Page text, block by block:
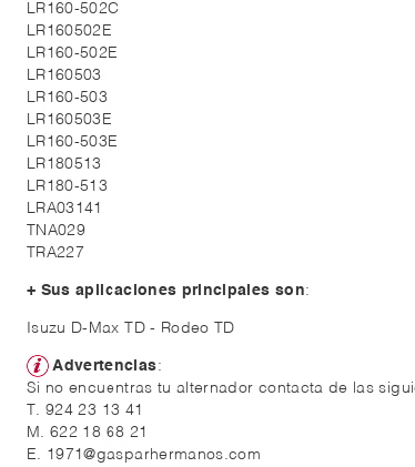
LR160-502C
LR160502E
LR160-502E
LR160503
LR160-503
LR160503E
LR160-503E
LR180513
LR180-513
LRA03141
TNA029
TRA227
+ Sus aplicaciones principales son:
Isuzu D-Max TD - Rodeo TD
Advertencias:
Si no encuentras tu alternador contacta de las
T. 924 23 13 41
M. 622 18 68 21
E. 1971@gasparhermanos.com